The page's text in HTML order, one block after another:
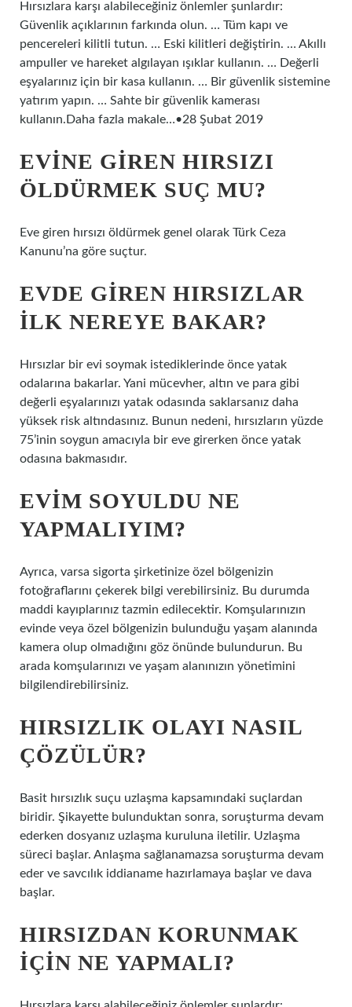
Hırsızlara karşı alabileceğiniz önlemler şunlardır:
Güvenlik açıklarının farkında olun. … Tüm kapı ve
pencereleri kilitli tutun. … Eski kilitleri değiştirin. … Akıllı
ampuller ve hareket algılayan ışıklar kullanın. … Değerli
eşyalarınız için bir kasa kullanın. … Bir güvenlik sistemine
yatırım yapın. … Sahte bir güvenlik kamerası
kullanın.Daha fazla makale…•28 Şubat 2019
EVINE GIREN HIRSIZI
ÖLDÜRMEK SUÇ MU?
Eve giren hırsızı öldürmek genel olarak Türk Ceza
Kanunu’na göre suçtur.
EVDE GIREN HIRSIZLAR
ILK NEREYE BAKAR?
Hırsızlar bir evi soymak istediklerinde önce yatak
odalarına bakarlar. Yani mücevher, altın ve para gibi
değerli eşyalarınızı yatak odasında saklarsanız daha
yüksek risk altındasınız. Bunun nedeni, hırsızların yüzde
75’inin soygun amacıyla bir eve girerken önce yatak
odasına bakmasıdır.
EVIM SOYULDU NE
YAPMALIYIM?
Ayrıca, varsa sigorta şirketinize özel bölgenizin
fotoğraflarını çekerek bilgi verebilirsiniz. Bu durumda
maddi kayıplarınız tazmin edilecektir. Komşularınızın
evinde veya özel bölgenizin bulunduğu yaşam alanında
kamera olup olmadığını göz önünde bulundurun. Bu
arada komşularınızı ve yaşam alanınızın yönetimini
bilgilendirebilirsiniz.
HIRSIZLIK OLAYI NASIL
ÇÖZÜLÜR?
Basit hırsızlık suçu uzlaşma kapsamındaki suçlardan
biridir. Şikayette bulunduktan sonra, soruşturma devam
ederken dosyanız uzlaşma kuruluna iletilir. Uzlaşma
süreci başlar. Anlaşma sağlanamazsa soruşturma devam
eder ve savcılık iddianame hazırlamaya başlar ve dava
başlar.
HIRSIZDAN KORUNMAK
IÇIN NE YAPMALI?